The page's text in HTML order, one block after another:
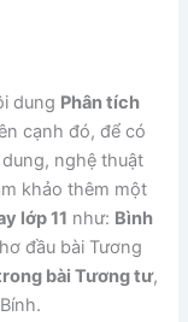
dung Phân tích
cạnh đó, để có
nghệ thuật
khảo thêm một
lớp 11 như: Bình
đầu bài Tương
bài Tương tư,